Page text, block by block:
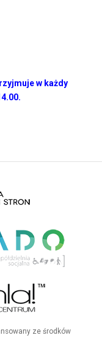
w każdy
ze środków